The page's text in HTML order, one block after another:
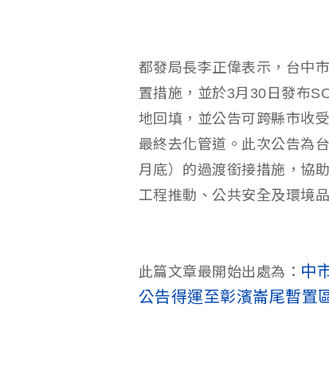
都發局長李正偉表示，台中
置措施，並於3月30日發布
地回填，並公告可跨縣市收
最終去化管道。此次公告為
月底）的過渡銜接措施，協
工程推動、公共安全及環境品
此篇文章最開始出處為： 中
公告得運至彰濱崙尾暫置